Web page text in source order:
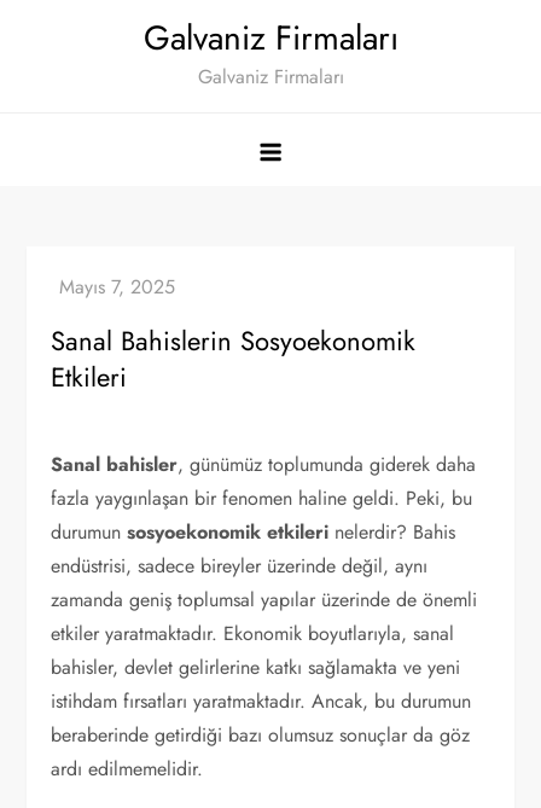
Galvaniz Firmaları
Galvaniz Firmaları
Sanal Bahislerin Sosyoekonomik
Etkileri
Sanal bahisler, günümüz toplumunda giderek daha
fazla yaygınlaşan bir fenomen haline geldi. Peki, bu
durumunsosyoekonomik etkileri nelerdir? Bahis
endüstrisi, sadece bireyler üzerinde değil, aynı
zamanda geniş toplumsal yapılar üzerinde de önemli
etkiler yaratmaktadır. Ekonomik boyutlarıyla, sanal
bahisler, devlet gelirlerine katkı sağlamakta ve yeni
istihdam fırsatları yaratmaktadır. Ancak, bu durumun
beraberinde getirdiği bazı olumsuz sonuçlar da göz
ardı edilmemelidir.